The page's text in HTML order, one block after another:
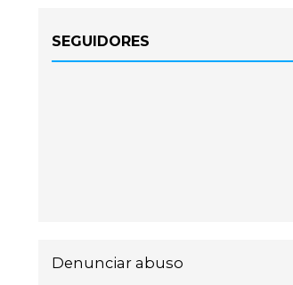
SEGUIDORES
Denunciar abuso